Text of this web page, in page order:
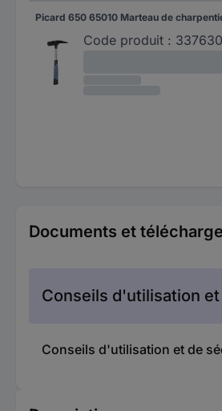
Code produit :
Documents et
Conseils d'utilisation
Conseils d'utilisation et de